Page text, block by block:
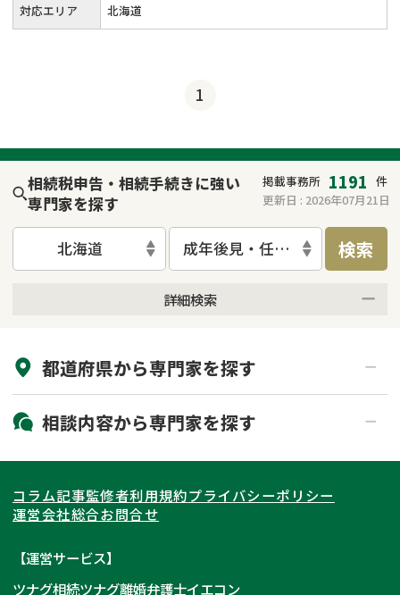
対応エリア 北海道
1
相続税申告・相続手続きに強い
専門家を探す
掲載事務所 1191 件
更新日 : 2026年07月21日
北海道 成年後見・任意後見 検索
詳細検索
初回相談無料
土日祝の相談可能
都道府県から専門家を探す
北海道・東北
北海道 青森県
岩手県 宮城県
秋田県
関東
東京都 神奈川県
埼玉県
東海
愛知県
関西
相談内容から専門家を探す
相続登記
遺産分割
相続手続き
コラム記事監修者利用規約プライバシーポリシー
運営会社総合お問合せ
【運営サービス】
ツナグ相続ツナグ離婚弁護士イエコン